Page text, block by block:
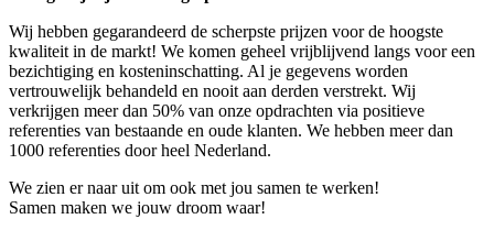
Wij hebben gegarandeerd de scherpste prijzen voor de hoogste
kwaliteit in de markt! We komen geheel vrijblijvend langs voor een
bezichtiging en kosteninschatting. Al je gegevens worden
vertrouwelijk behandeld en nooit aan derden verstrekt. Wij
verkrijgen meer dan 50% van onze opdrachten via positieve
referenties van bestaande en oude klanten. We hebben meer dan
1000 referenties door heel Nederland.
We zien er naar uit om ook met jou samen te werken!
Samen maken we jouw droom waar!